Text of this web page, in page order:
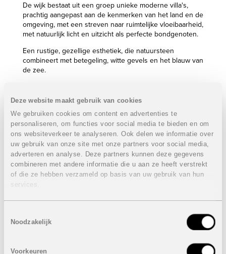
Deze website maakt gebruik van cookies
We gebruiken cookies om content en advertenties te
personaliseren, om functies voor social media te bieden en om
ons websiteverkeer te analyseren. Ook delen we informatie over
uw gebruik van onze site met onze partners voor social media,
adverteren en analyse. Deze partners kunnen deze gegevens
combineren met andere informatie die u aan ze heeft verstrekt
of die ze hebben verzameld op basis van uw gebruik van hun
services.
Noodzakelijk
Voorkeuren
De wijk bestaat uit een groep unieke moderne villa's,
prachtig aangepast aan de kenmerken van het land en de
omgeving, met een streven naar ruimtelijke vloeibaarheid,
met natuurlijk licht en uitzicht als perfecte bondgenoten.
Een rustige, gezellige esthetiek, die natuursteen
combineert met betegeling, witte gevels en het blauw van
de zee.
uw huis te genieten, zowel op een intieme en vertrouwde
manier als op een meer open en sociale manier. Het is
uniek door een verdeling in drie verdiepingen, zodat u
nog meer kunt genieten van het uitzicht.
3 Slaapkamers
3 Badkamers
Bebouwde oppervlakte: van 471 m² tot 478 m²
Perceel: van 878 m² tot 880 m²
Een unieke chill-outruimte
Een moderne villa met een optimale indeling, kwaliteiten
van topniveau, bedacht en ontworpen om de